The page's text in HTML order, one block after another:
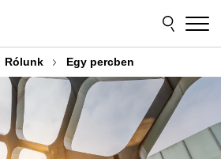
Rólunk Egy percben